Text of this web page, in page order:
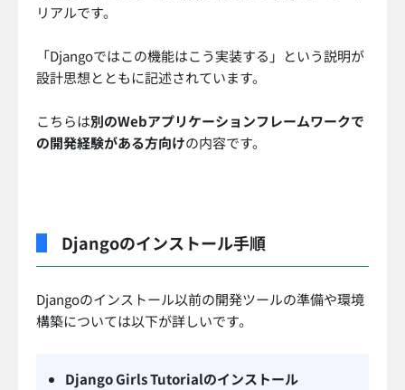
リアルです。
「Djangoではこの機能はこう実装する」という説明が
設計思想とともに記述されています。
こちらは別のWebアプリケーションフレームワークで
の開発経験がある方向けの内容です。
Djangoのインストール手順
Djangoのインストール以前の開発ツールの準備や環境
構築については以下が詳しいです。
Django Girls Tutorialのインストール